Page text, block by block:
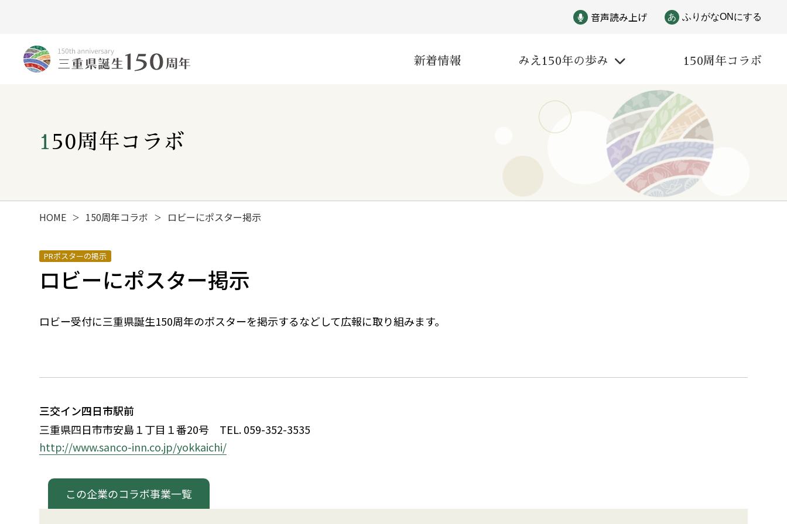
音声読み上げ あ ふりがなONにする
新着情報 みえ150年の歩み 150周年コラボ
150周年コラボ
HOME ＞ 150周年コラボ ＞ ロビーにポスター掲示
PRポスターの掲示
ロビーにポスター掲示
ロビー受付に三重県誕生150周年のポスターを掲示するなどして広報に取り組みます。
三交イン四日市駅前
三重県四日市市安島１丁目 １番20号 TEL. 059-352-3535
http://www.sanco-inn.co.jp/yokkaichi/
この企業のコラボ事業一覧